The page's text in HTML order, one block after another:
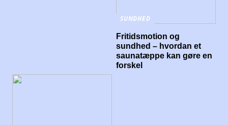
SUNDHED
Fritidsmotion og
sundhed – hvordan et
saunatæppe kan gøre en
forskel